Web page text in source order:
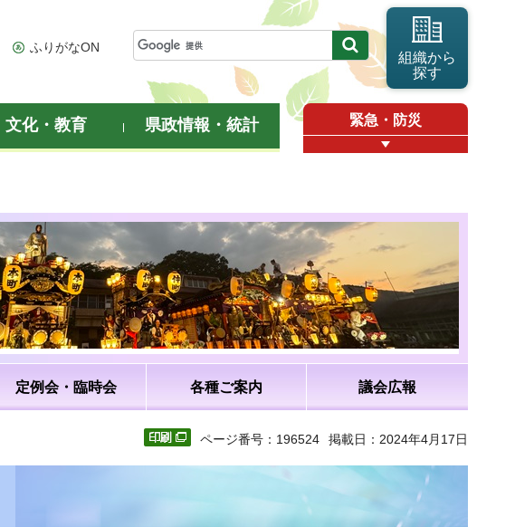
ふりがなON
組織から
探す
文化・教育 県政情報・統計 緊急・防災
定例会・臨時会 各種ご案内 議会広報
ページ番号：196524 掲載日：2024年4月17日